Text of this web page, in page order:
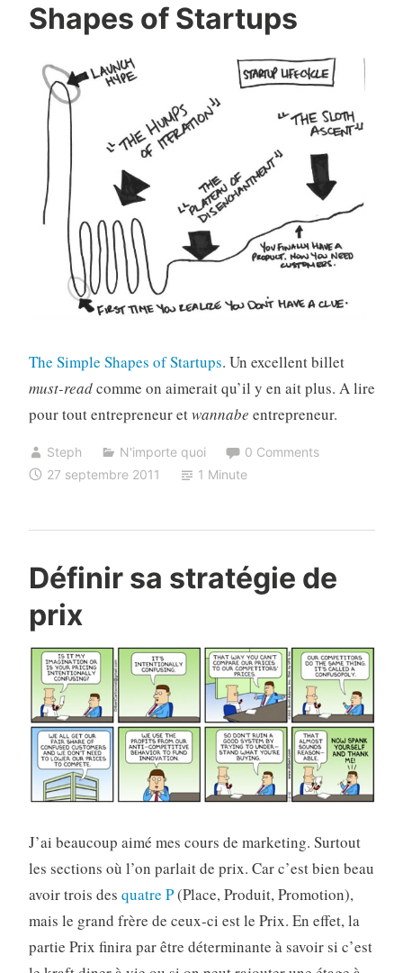
Shapes of Startups
The Simple Shapes of Startups. Un excellent billet
must-readcomme on aimerait qu’il y en ait plus. A lire
pour tout entrepreneur etwannabe entrepreneur.
Steph N'importe quoi
0 Comments
27 septembre 2011
1 Minute
Définir sa stratégie de
prix
J’ai beaucoup aimé mes cours de marketing. Surtout
les sections où l’on parlait de prix. Car c’est bien beau
avoir trois des quatre P(Place, Produit, Promotion),
mais le grand frère de ceux-ci est le Prix. En effet, la
partie Prix finira par être déterminante à savoir si c’est